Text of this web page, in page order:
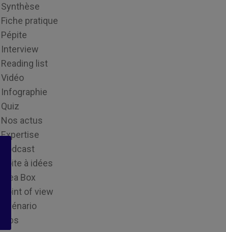
Synthèse
Fiche pratique
Pépite
Interview
Reading list
Vidéo
Infographie
Quiz
Nos actus
Expertise
Podcast
Boite à idées
Idea Box
Point of view
Scénario
Tips